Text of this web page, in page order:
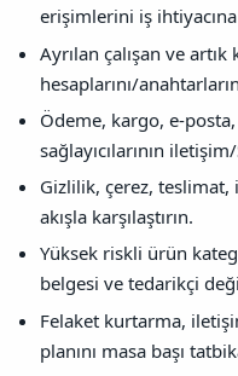
erişimlerini iş
Ayrılan çalışan ve artık
hesaplarını/
Ödeme, kargo, e-
sağlayıcılarının
Gizlilik, çerez,
akışla karşılaştırın.
Yüksek riskli ürün
belgesi ve tedarikçi
Felaket kurtarma,
planını masa başı